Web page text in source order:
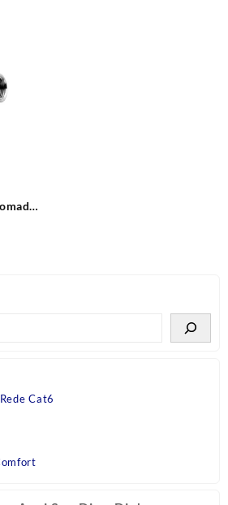
Cat6
Blukit